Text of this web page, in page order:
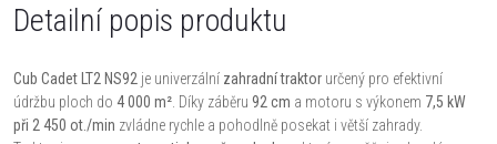
Detailní popis produktu
Cub Cadet LT2 NS92 je univerzální zahradní traktor určený pro efektivní
údržbu ploch do 4 000 m² . Díky záběru 92 cm a motoru s výkonem 7,5 kW
při 2 450 ot./min zvládne rychle a pohodlně posekat i větší zahrady.